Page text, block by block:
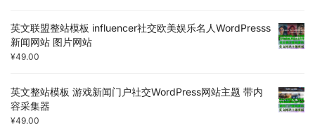
英文联盟整站模板 influencer社交欧美娱乐名人WordPresss
新闻网站 图片网站
¥49.00
英文整站模板 游戏新闻门户社交WordPress网站主题 带内
容采集器
¥49.00